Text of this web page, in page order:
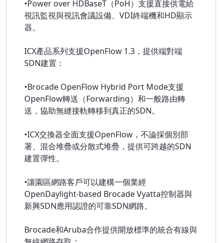
•Power over HDBaseT（PoH）支援直接供電給
視訊監視與視訊會議設備、VDI終端機和HD顯示
器。
ICX產品系列支援OpenFlow 1.3，提供端對端
SDN建置：
•Brocade OpenFlow Hybrid Port Mode支援
OpenFlow轉送（Forwarding）和一般路由轉
送，協助無縫接軌轉移到真正的SDN。
•ICX交換器全面支援OpenFlow，不論採個別部
署、混合堆疊或分散式堆疊，提供可跨越的SDN
建置彈性。
•讓園區網路客戶可以建構一個業經
OpenDaylight-based Brocade Vyatta控制器與
新興SDN應用認證的可靠SDN網路。
Brocade和Aruba合作提供開放標準的統合有線與